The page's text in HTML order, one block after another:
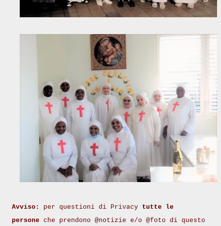
Avviso: per questioni di Privacy tutte le
persone che prendono @notizie e/o @foto di questo